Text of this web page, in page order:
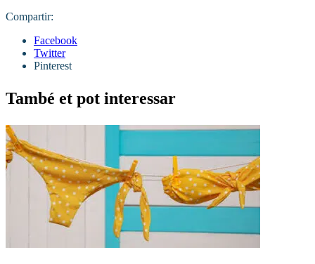
Compartir:
Facebook
Twitter
Pinterest
També et pot interessar